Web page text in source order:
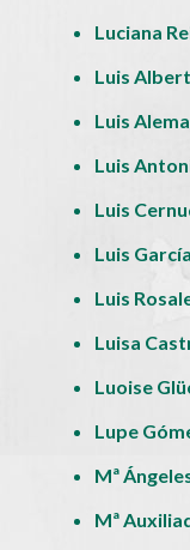
Luciana
Luis
Luis
Luis
Luis
Luis
Luis
Luisa
Luoise
Lupe
Mª
Mª